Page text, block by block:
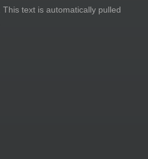
text is automatically pulled